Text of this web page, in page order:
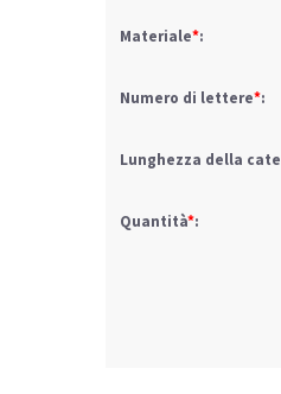
Materiale*:
Numero di lettere*:
Lunghezza della
Quantità*: